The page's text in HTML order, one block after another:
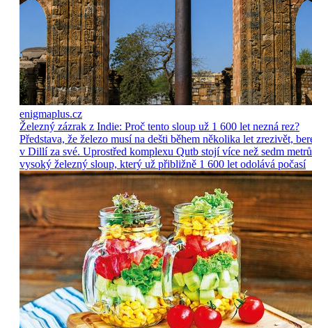
enigmaplus.cz
Železný zázrak z Indie: Proč tento sloup už 1 600 let nezná rez?
Představa, že železo musí na dešti během několika let zrezivět,
v Dillí za své. Uprostřed komplexu Qutb stojí více než sedm metrů
vysoký železný sloup, který už přibližně 1 600 let odolává počasí